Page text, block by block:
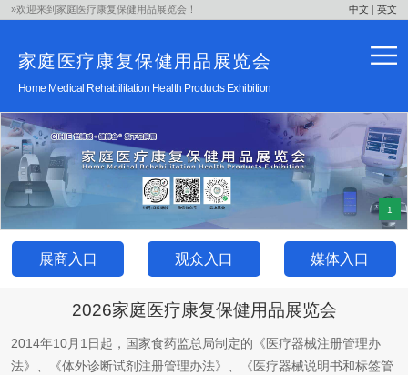
»欢迎来到家庭医疗康复保健用品 展览会！ 中文 |英文
家庭医疗康复保健用品 展览会
Home Medical Rehabilitation Health Products Exhibition
1
展商入口 观众入口 媒体入口
2026家庭医疗康复保健用品展览会
2014年10月1日起，国家食药监总局制定的《医疗器械注册管理办
法》、《体外诊断试剂注册管理办法》、《医疗器械说明书和标签管